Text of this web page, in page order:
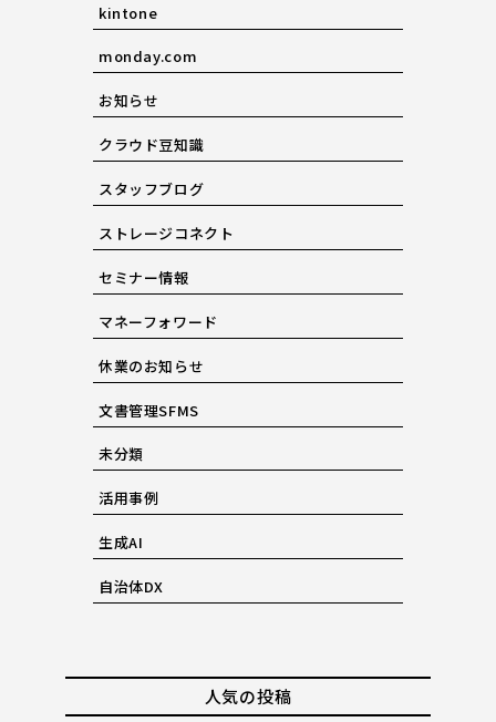
kintone
monday.com
お知らせ
クラウド豆知識
スタッフブログ
ストレージコネクト
セミナー情報
マネーフォワード
休業のお知らせ
文書管理SFMS
未分類
活用事例
生成AI
自治体DX
人気の投稿